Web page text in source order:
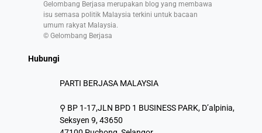
Gelombang Berjasa merupakan blog yang membawa
isu semasa politik Malaysia terkini untuk bacaan
umum rakyat Malaysia.
© Gelombang Berjasa
Hubungi
PARTI BERJASA MALAYSIA
⚲ BP 1-17,JLN BPD 1 BUSINESS PARK, D’alpinia,
Seksyen 9, 43650